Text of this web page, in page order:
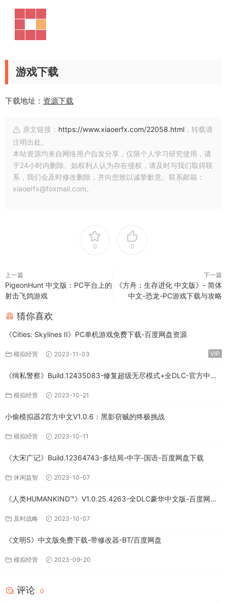
游戏下载
下载地址： 资源下载
原文链接： https://www.xiaoerfx.com/22058.html ，转载请
注明出处。
本站资源均来自网络用户自发分享，仅限个人学习研究使用，请
于24小时内删除。如权利人认为存在侵权，请及时与我们取得联
系，我们会及时修改删除，并向您致以诚挚歉意。联系邮箱：
xiaoerfx@foxmail.com。
0 0
上一篇
PigeonHunt 中文版：PC平台上的
射击飞鸽游戏
下一篇
《方舟：生存进化 中文版》- 简体
中文-恐龙-PC游戏下载与攻略
猜你喜欢
《Cities: Skylines II》PC单机游戏免费下载-百度网盘资源
模拟经营 2023-11-03 VIP
《缉私警察》Build.12435083-修复超级无尽模式+全DLC-官方中文-
模拟经营 2023-10-21
小偷模拟器2官方中文V1.0.6：黑影窃贼的终极挑战
模拟经营 2023-10-11
《大宋广记》Build.12364743-多结局-中字-国语-百度网盘下载
休闲益智 2023-10-07
《人类HUMANKIND™》V1.0.25.4263-全DLC豪华中文版-百度网盘
及时战略 2023-10-07
《文明5》中文版免费下载-带修改器-BT/百度网盘
模拟经营 2023-09-20
评论 0